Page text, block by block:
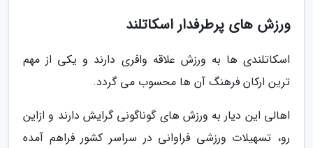
ورزش های پرطرفدار اسکاتلند
اسکاتلندی ها به ورزش علاقه وافری دارند و یکی از مهم
ترین ارکان فرهنگ آن ها محسوب می گردد.
اهالی این دیار به ورزش های گوناگونی گرایش دارند و ازاین
رو، تسهیلات ورزشی فراوانی در سراسر کشور فراهم آمده